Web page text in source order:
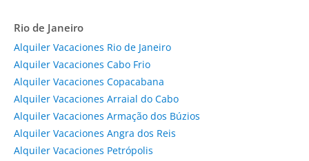
Rio de Janeiro
Alquiler Vacaciones Rio de Janeiro
Alquiler Vacaciones Cabo Frio
Alquiler Vacaciones Copacabana
Alquiler Vacaciones Arraial do Cabo
Alquiler Vacaciones Armação dos Búzios
Alquiler Vacaciones Angra dos Reis
Alquiler Vacaciones Petrópolis